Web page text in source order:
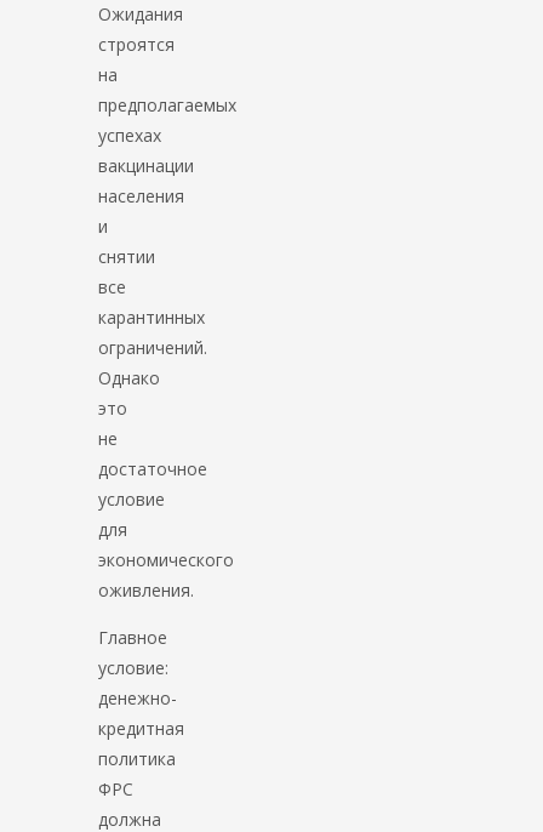
Ожидания
строятся
на
предполагаемых
успехах
вакцинации
населения
и
снятии
все
карантинных
ограничений.
Однако
это
не
достаточное
условие
для
экономического
оживления.
Главное
условие:
денежно-
кредитная
политика
ФРС
должна